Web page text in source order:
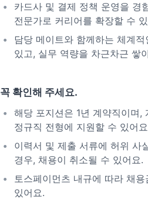
카드사 및 결제 정책 운영을 경
전문가로 커리어를 확장할 수
담당 메이트와 함께하는 체계
있고, 실무 역량을 차근차근 쌓
꼭 확인해 주세요.
해당 포지션은 1년 계약직이며
정규직 전형에 지원할 수 있어
이력서 및 제출 서류에 허위 사
경우, 채용이 취소될 수 있어요.
토스페이먼츠 내규에 따라 채
있어요.